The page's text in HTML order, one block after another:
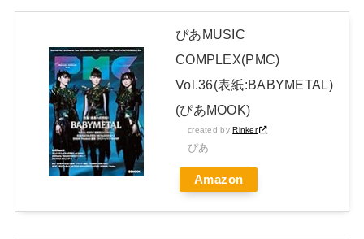
な、坂本葵花ちゃんのバーイベを見るまでは、それを楽しみに頑張
【画像】アイドルさん「体重10キロ増えたらこうなった」
NEW!
日本独自企画・限定生産盤「METAL FORTH (DELUXE
JAPAN EDITION)」着弾
【BABYMETAL】METAL FORTH DELUXE JAPAN EDITION
ぴあMUSIC
COMPLEX(PMC)
Vol.36(表紙:BABYMETAL)
(ぴあMOOK)
created byRinker
ぴあ
Amazon